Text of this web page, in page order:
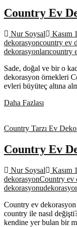
Country Ev
Nur Soysal Kasım
dekorasyoncountry ev
dekorasyonlarıcountry
Sade, doğal ve bir o
dekorasyon örnekleri
evleri büyüteç altına
Daha Fazlası
Örnekleri
Country Tarzı Ev
Country Ev
Nur Soysal Kasım
dekorasyonCountry ev
dekorasyonu
Country ev
country ile nasıl
kendine yer bulan bir